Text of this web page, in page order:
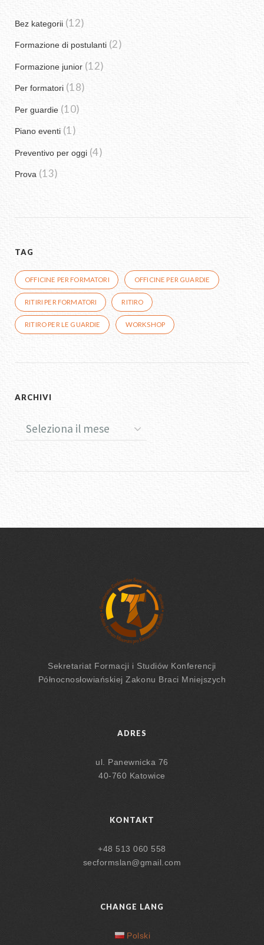
Bez kategorii (12)
Formazione di postulanti (2)
Formazione junior (12)
Per formatori (18)
Per guardie (10)
Piano eventi (1)
Preventivo per oggi (4)
Prova (13)
TAG
OFFICINE PER FORMATORI OFFICINE PER GUARDIE
RITIRI PER FORMATORI RITIRO
RITIRO PER LE GUARDIE WORKSHOP
ARCHIVI
Sekretariat Formacji i Studiów Konferencji
Północnosłowiańskiej Zakonu Braci Mniejszych
ADRES
ul. Panewnicka 76
40-760 Katowice
KONTAKT
+48 513 060 558
secformslan@gmail.com
CHANGE LANG
Polski